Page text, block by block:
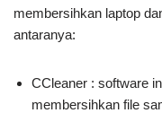
membersihkan laptop
antaranya:
CCleaner : software
membersihkan file